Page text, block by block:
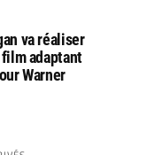
va réaliser
adaptant
Warner